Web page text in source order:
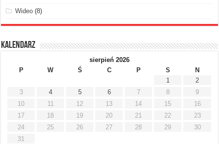
Wideo (8)
Kalendarz
sierpień 2026
P
W Ś C P S
N
1
2
3
4 5 6 7 8
9
10
11 12 13 14 15
16
17
18 19 20 21 22
23
24
25 26 27 28 29
30
31